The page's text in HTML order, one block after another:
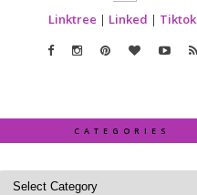
Linktree | Linked | Tiktok
CATEGORIES